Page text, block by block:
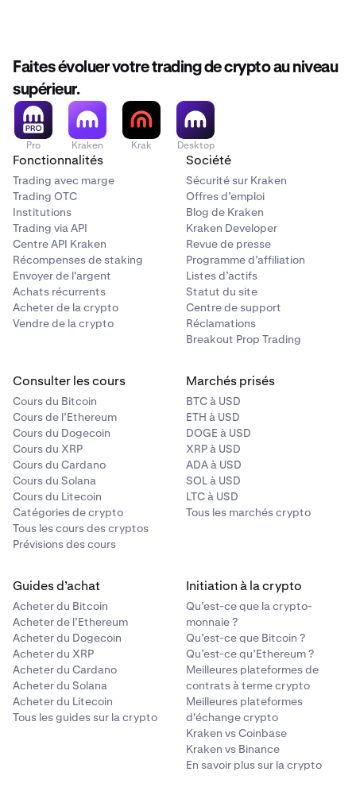
3
Sélectionnez le portefeuille et le token que vous
souhaitez envoyer.
4
Ensuite, saisissez le montant que vous souhaitez
envoyer. Le formulaire affichera par défaut une
valeur en USD, mais vous pouvez également passer
au montant du token en cliquant sur les flèches.
Faites évoluer votre trading de crypto au niveau
supérieur.
Pro Kraken Krak Desktop
Fonctionnalités
Trading avec marge
Trading OTC
Institutions
Trading via API
Centre API Kraken
Récompenses de staking
Envoyer de l'argent
Achats récurrents
Acheter de la crypto
Vendre de la crypto
Société
Sécurité sur Kraken
Offres d’emploi
Blog de Kraken
Kraken Developer
Revue de presse
Programme d’affiliation
Listes d’actifs
Statut du site
Centre de support
Réclamations
Breakout Prop Trading
Consulter les cours
Cours du Bitcoin
Cours de l’Ethereum
Cours du Dogecoin
Cours du XRP
Cours du Cardano
Cours du Solana
Cours du Litecoin
Catégories de crypto
Tous les cours des cryptos
Prévisions des cours
Marchés prisés
BTC à USD
ETH à USD
DOGE à USD
XRP à USD
ADA à USD
SOL à USD
LTC à USD
Tous les marchés crypto
Guides d’achat
Acheter du Bitcoin
Acheter de l’Ethereum
Acheter du Dogecoin
Acheter du XRP
Acheter du Cardano
Acheter du Solana
Acheter du Litecoin
Tous les guides sur la crypto
Initiation à la crypto
Qu’est-ce que la crypto-
monnaie ?
Qu’est-ce que Bitcoin ?
Qu’est-ce qu’Ethereum ?
Meilleures plateformes de
contrats à terme crypto
Meilleures plateformes
d'échange crypto
Kraken vs Coinbase
Kraken vs Binance
En savoir plus sur la crypto